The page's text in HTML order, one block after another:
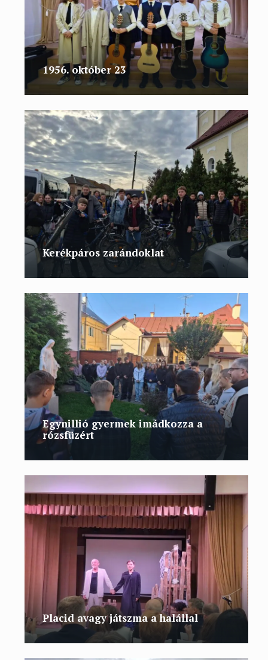
1956. október 23
Kerékpáros zarándoklat
Egynillió gyermek imádkozza a
rózsfüzért
Placid avagy játszma a halállal